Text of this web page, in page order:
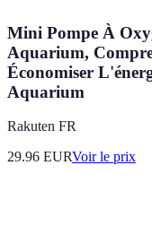
Mini Pompe À
Aquarium,
Économiser
Aquarium
Rakuten FR
29.96 EURVoir le prix